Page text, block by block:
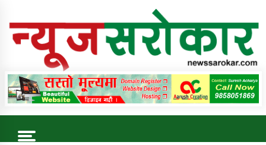
Online News Portal